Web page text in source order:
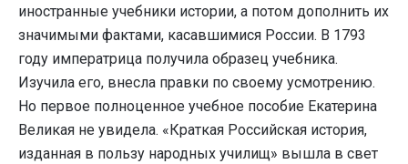
иностранные учебники истории, а потом дополнить их
значимыми фактами, касавшимися России. В 1793
году императрица получила образец учебника.
Изучила его, внесла правки по своему усмотрению.
Но первое полноценное учебное пособие Екатерина
Великая не увидела. «Краткая Российская история,
изданная в пользу народных училищ» вышла в свет